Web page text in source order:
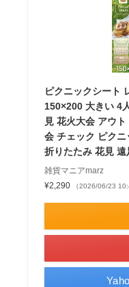
ピクニックシート
150×200 大きい 4
見 花火大会 アウ
会 チェック ピク
折りたたみ 花見 遠
雑貨マニアmarz
¥2,290
（2026/06/23